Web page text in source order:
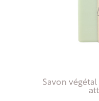
Savon